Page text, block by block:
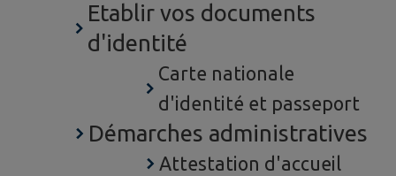
Etablir vos documents
d'identité
Carte nationale
d'identité et passeport
Démarches administratives
Attestation d'accueil